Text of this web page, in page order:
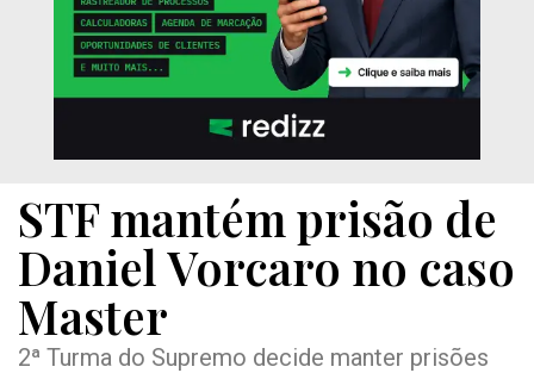
STF mantém prisão de
Daniel Vorcaro no caso
Master
2ª Turma do Supremo decide manter prisões